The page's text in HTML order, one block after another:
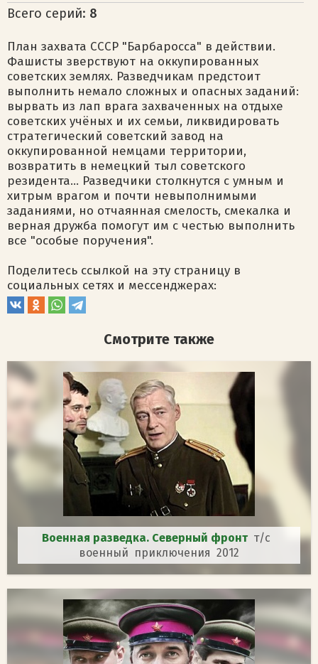
Всего серий: 8
План захвата СССР "Барбаросса" в действии.
Фашисты зверствуют на оккупированных
советских землях. Разведчикам предстоит
выполнить немало сложных и опасных заданий:
вырвать из лап врага захваченных на отдыхе
советских учёных и их семьи, ликвидировать
стратегический советский завод на
оккупированной немцами территории,
возвратить в немецкий тыл советского
резидента... Разведчики столкнутся с умным и
хитрым врагом и почти невыполнимыми
заданиями, но отчаянная смелость, смекалка и
верная дружба помогут им с честью выполнить
все "особые поручения".
Поделитесь ссылкой на эту страницу в
социальных сетях и мессенджерах:
Смотрите также
Военная разведка. Северный фронт т/с
военный приключения 2012